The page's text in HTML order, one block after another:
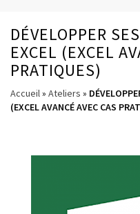
DÉVELOPPER
EXCEL (EXCEL
PRATIQUES)
Accueil» Ateliers »
(EXCEL AVANCÉ AVEC CAS